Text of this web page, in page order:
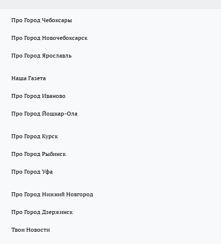
Про Город Чебоксары
Про Город Новочебоксарск
Про Город Ярославль
Наша Газета
Про Город Иваново
Про Город Йошкар-Ола
Про Город Курск
Про Город Рыбинск
Про Город Уфа
Про Город Нижний Новгород
Про Город Дзержинск
Твои Новости